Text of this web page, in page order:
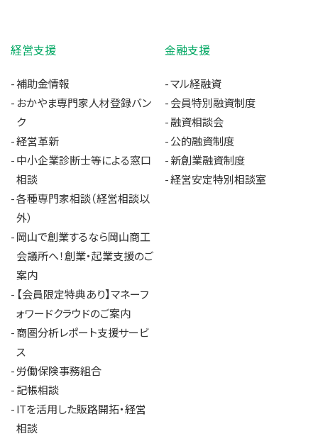
経営支援
補助金情報
おかやま専門家人材登録バン
ク
経営革新
中小企業診断士等による窓口
相談
各種専門家相談（経営相談以
外）
岡山で創業するなら岡山商工
会議所へ！創業・起業支援のご
案内
【会員限定特典あり】マネーフ
ォワードクラウドのご案内
商圏分析レポート支援サービ
ス
労働保険事務組合
記帳相談
ITを活用した販路開拓・経営
相談
金融支援
マル経融資
会員特別融資制度
融資相談会
公的融資制度
新創業融資制度
経営安定特別相談室